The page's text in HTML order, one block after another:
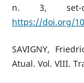
n. 3, set-
https://doi.org/
SAVIGNY,
Atual. Vol. VIII.